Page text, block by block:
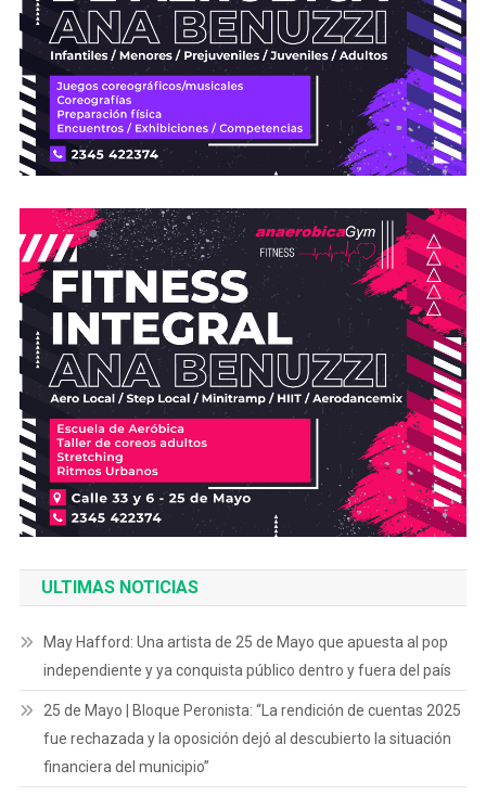
ULTIMAS NOTICIAS
May Hafford: Una artista de 25 de Mayo que apuesta al pop
independiente y ya conquista público dentro y fuera del país
25 de Mayo | Bloque Peronista: “La rendición de cuentas 2025
fue rechazada y la oposición dejó al descubierto la situación
financiera del municipio”